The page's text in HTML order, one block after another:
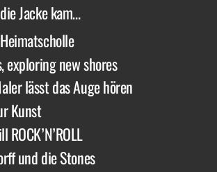
Jacke kam…
exploring new shores
lässt das Auge hören
Kunst
ROCK’N’ROLL
und die Stones